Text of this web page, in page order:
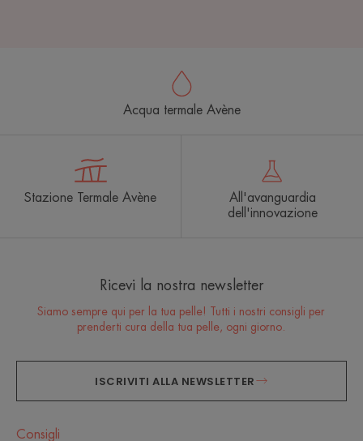
Acqua termale Avène
Stazione Termale Avène
All'avanguardia
dell'innovazione
Ricevi la nostra newsletter
Siamo sempre qui per la tua pelle! Tutti i nostri consigli per
prenderti cura della tua pelle, ogni giorno.
ISCRIVITI ALLA NEWSLETTER
Consigli